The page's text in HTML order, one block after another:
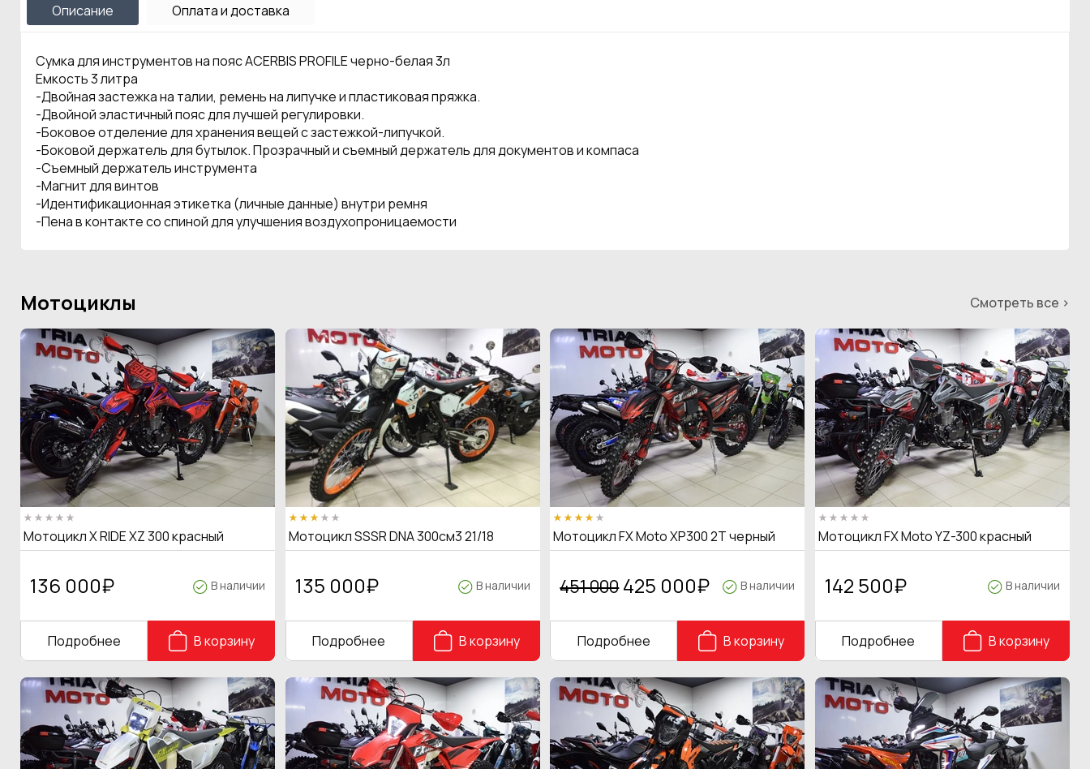
Описание Оплата и доставка
Сумка для инструментов на пояс ACERBIS PROFILE черно-белая 3л
Емкость 3 литра
-Двойная застежка на талии, ремень на липучке и пластиковая пряжка.
-Двойной эластичный пояс для лучшей регулировки.
-Боковое отделение для хранения вещей с застежкой-липучкой.
-Боковой держатель для бутылок. Прозрачный и съемный держатель для документов и компаса
-Съемный держатель инструмента
-Магнит для винтов
-Идентификационная этикетка (личные данные) внутри ремня
-Пена в контакте со спиной для улучшения воздухопроницаемости
Мотоциклы Смотреть все >
Мотоцикл X RIDE XZ 300 красный
136 000₽ В наличии
Подробнее В корзину
Мотоцикл SSSR DNA 300см3 21/18
135 000₽ В наличии
Подробнее В корзину
Мотоцикл FX Moto XP300 2T черный
451 000 425 000₽ В наличии
Подробнее В корзину
Мотоцикл FX Moto YZ-300 красный
142 500₽ В наличии
Подробнее В корзину